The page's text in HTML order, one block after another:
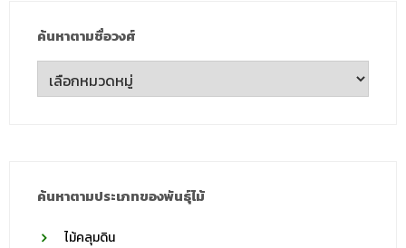
ค้นหาตามชื่อวงศ์
ค้นหา
ตาม
ค้นหาตามประเภทของพันธุ์ไม้
ไม้คลุมดิน